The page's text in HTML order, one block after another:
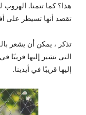
هذا؟ كما تتمنا.
تقصد أنها تسيطر على
تذكر ، يمكن أن يشعر
التي تشير إليها قريبًا
إليها قريبًا في أيدينا.